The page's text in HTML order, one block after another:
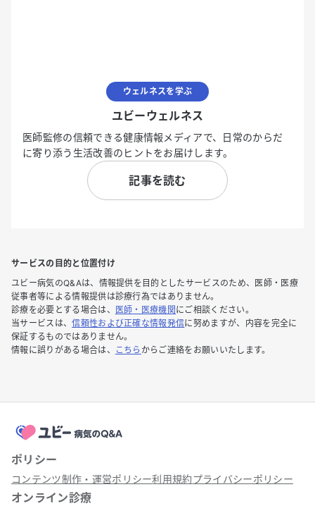
ウェルネスを学ぶ
ユビーウェルネス
医師監修の信頼できる健康情報メディアで、日常のからだ
に寄り添う生活改善のヒントをお届けします。
記事を読む
サービスの目的と位置付け
ユビー病気のQ&Aは、情報提供を目的としたサービスのため、医師・医療
従事者等による情報提供は診療行為ではありません。
診療を必要とする場合は、
医師・医療機関 にご相談ください。
当サービスは、信頼性および正確な情報発信に努めますが、内容を完全に
保証するものではありません。
情報に誤りがある場合は、
こちら からご連絡をお願いいたします。
ポリシー
コンテンツ制作・運営ポリシー利用規約プライバシーポリシー
オンライン診療